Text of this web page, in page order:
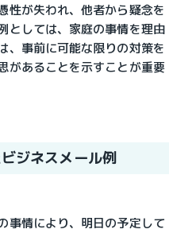
性が失われ、他者から疑念を
としては、家庭の事情を理由
、事前に可能な限りの対策を
があることを示すことが重要
ジネスメール例
事情により、明日の予定して